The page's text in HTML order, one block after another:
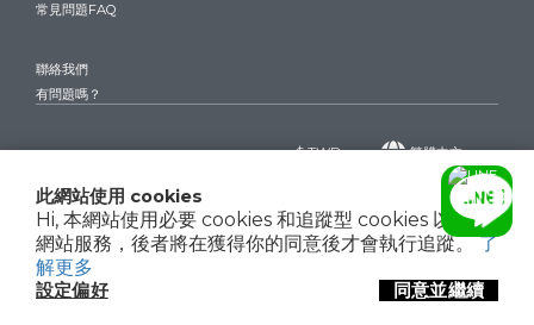
此網站使用 cookies
Hi, 本網站使用必要 cookies 和追蹤型 cookies 以確保
網站服務，後者將在獲得你的同意後才會執行追蹤。了
解更多
設定偏好
同意並繼續
立即購買
常見問題FAQ
聯絡我們
有問題嗎？
聯絡我們
$ TWD 繁體中文
Copyright© 2024 驊巨精品 THE WATCHES